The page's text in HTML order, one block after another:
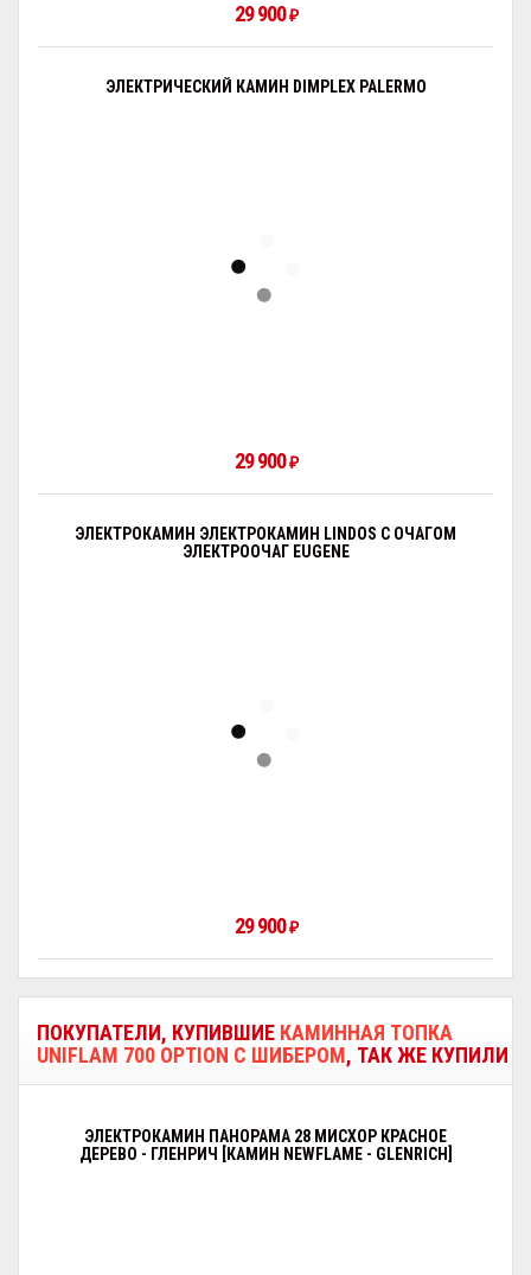
29 900₽
ЭЛЕКТРИЧЕСКИЙ КАМИН DIMPLEX PALERMO
29 900₽
ЭЛЕКТРОКАМИН ЭЛЕКТРОКАМИН LINDOS С ОЧАГОМ
ЭЛЕКТРООЧАГ EUGENE
29 900₽
ПОКУПАТЕЛИ, КУПИВШИЕ КАМИННАЯ ТОПКА
UNIFLAM 700 OPTION С ШИБЕРОМ, ТАК ЖЕ КУПИЛИ
ЭЛЕКТРОКАМИН ПАНОРАМА 28 МИСХОР КРАСНОЕ
ДЕРЕВО - ГЛЕНРИЧ [КАМИН NEWFLAME - GLENRICH]